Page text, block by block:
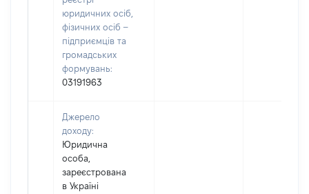
юридичних осіб,
фізичних осіб –
підприємців та
громадських
формувань:
03191963
Джерело
доходу:
Юридична
особа,
зареєстрована
в Україні